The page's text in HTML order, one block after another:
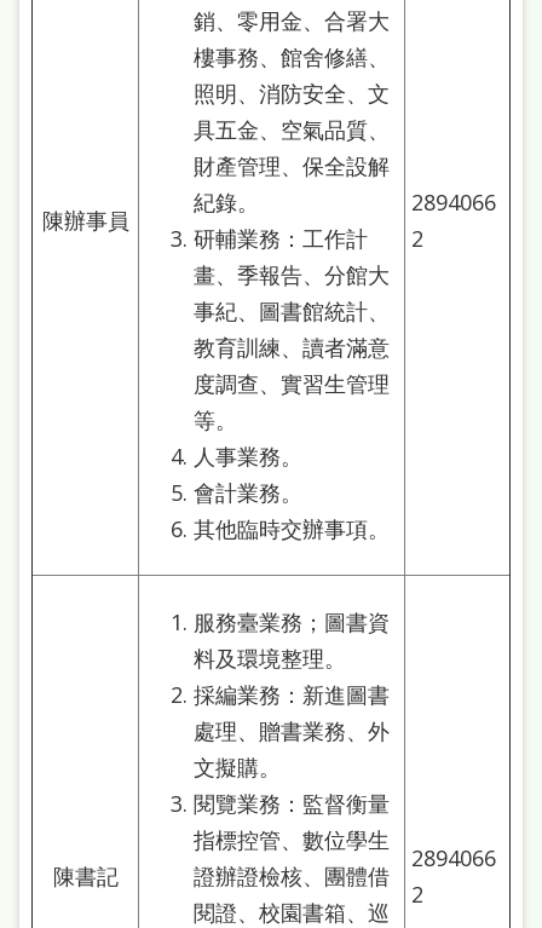
陳辦事員
銷、零用金、合署大
樓事務、館舍修繕、
照明、消防安全、文
具五金、空氣品質、
財產管理、保全設解
紀錄。
研輔業務：工作計
畫、季報告、分館大
事紀、圖書館統計、
教育訓練、讀者滿意
度調查、實習生管理
等。
人事業務。
會計業務。
其他臨時交辦事項。
2894066
2
陳書記
服務臺業務；圖書資
料及環境整理。
採編業務：新進圖書
處理、贈書業務、外
文擬購。
閱覽業務：監督衡量
指標控管、數位學生
證辦證檢核、團體借
閱證、校園書箱、巡
2894066
2